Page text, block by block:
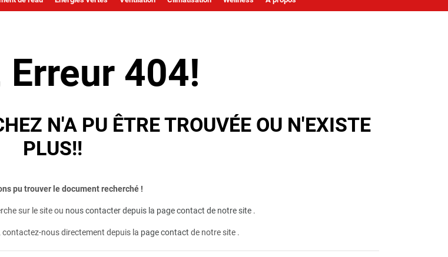
Erreur 404!
N'A PU ÊTRE TROUVÉE OU N'EXISTE
PLUS!!
pu trouver le document recherché !
sur le site ou nous contacter depuis la page contact de notre site.
nous directement depuis la page contact de notre site .